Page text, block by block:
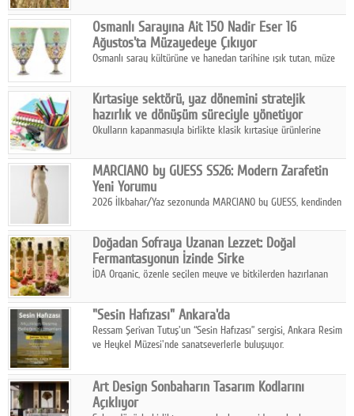
geçirdi.
Osmanlı Sarayına Ait 150 Nadir Eser 16
Ağustos'ta Müzayedeye Çıkıyor
Osmanlı saray kültürüne ve hanedan tarihine ışık tutan, müze
Ağustos'ta Arthill Müzecilik'in düzenleyeceği özel müzayedede
koleksiyonerlerle buluşuyor
Kırtasiye sektörü, yaz dönemini stratejik
hazırlık ve dönüşüm süreciyle yönetiyor
Okulların kapanmasıyla birlikte klasik kırtasiye ürünlerine
sanat ve eğitici aktivite ürünleriyle dinamik bir biçimde
geçiriyor.
MARCIANO by GUESS SS26: Modern Zarafetin
Yeni Yorumu
2026 İlkbahar/Yaz sezonunda MARCIANO by GUESS, kendinden
Doğadan Sofraya Uzanan Lezzet: Doğal
Fermantasyonun İzinde Sirke
İDA Organic, özenle seçilen meyve ve bitkilerden hazırlanan
sofralarına taşıyor.
"Sesin Hafızası" Ankara'da
Ressam Şerivan Tutuş'un “Sesin Hafızası” sergisi, Ankara Resim
ve Heykel Müzesi'nde sanatseverlerle buluşuyor.
Art Design Sonbaharın Tasarım Kodlarını
Açıklıyor